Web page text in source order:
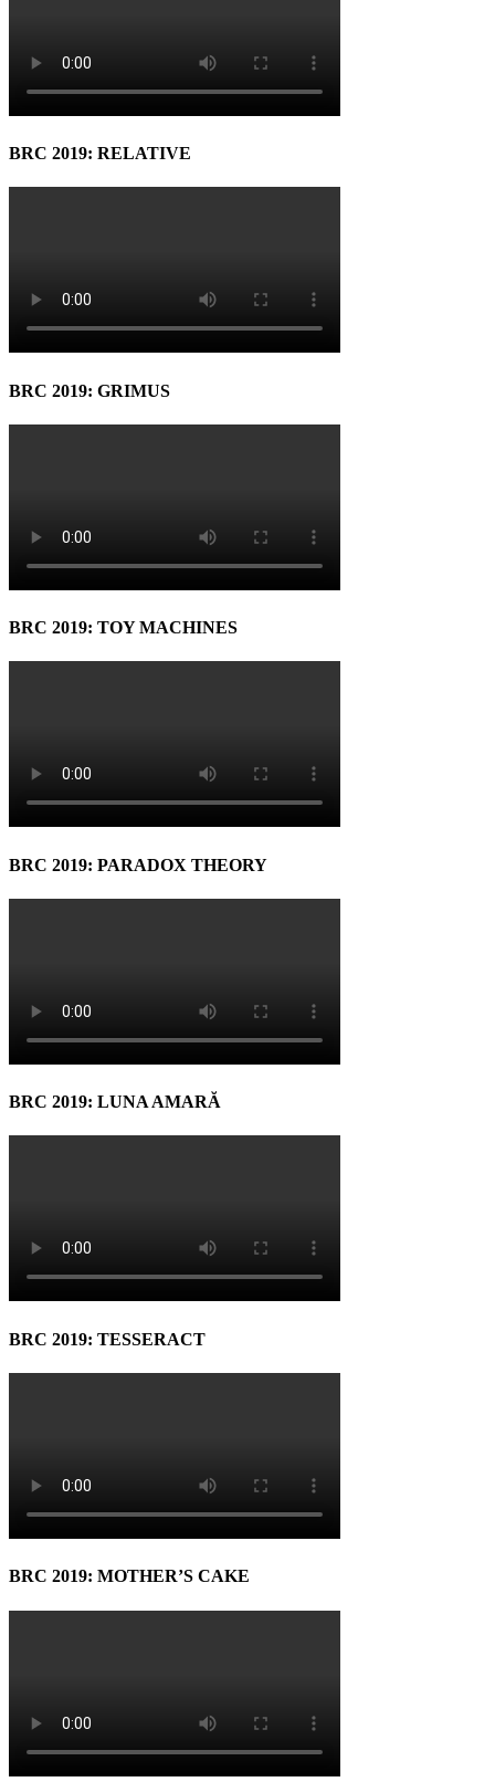
BRC 2019: RELATIVE
BRC 2019: GRIMUS
BRC 2019: TOY MACHINES
BRC 2019: PARADOX THEORY
BRC 2019: LUNA AMARĂ
BRC 2019: TESSERACT
BRC 2019: MOTHER’S CAKE